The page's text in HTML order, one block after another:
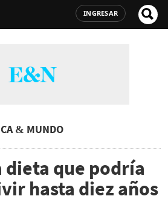
INGRESAR
& MUNDO
dieta que podría
hasta diez años